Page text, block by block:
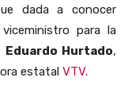
dada a conocer
para la
Eduardo Hurtado,
estatal VTV.